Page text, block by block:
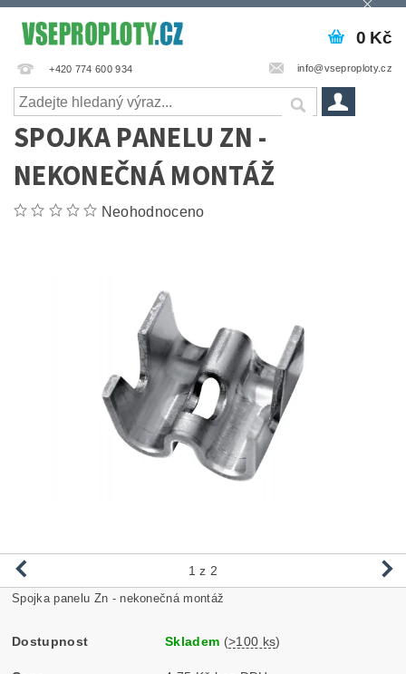
+420 774 600 934 info@vseproploty.cz
0 Kč
SPOJKA PANELU ZN -
NEKONEČNÁ MONTÁŽ
Neohodnoceno
1 z 2
Spojka panelu Zn - nekonečná montáž
Dostupnost Skladem (>100 ks)